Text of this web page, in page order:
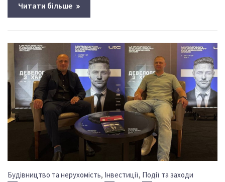
Читати більше
Будівництво та нерухомість, Інвестиції, Події та заходи